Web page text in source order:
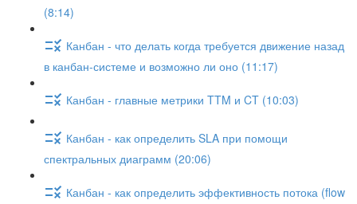
(8:14)
Канбан - что делать когда требуется движение назад
в канбан-системе и возможно ли оно (11:17)
Канбан - главные метрики TTM и CT (10:03)
Канбан - как определить SLA при помощи
спектральных диаграмм (20:06)
Канбан - как определить эффективность потока (flow